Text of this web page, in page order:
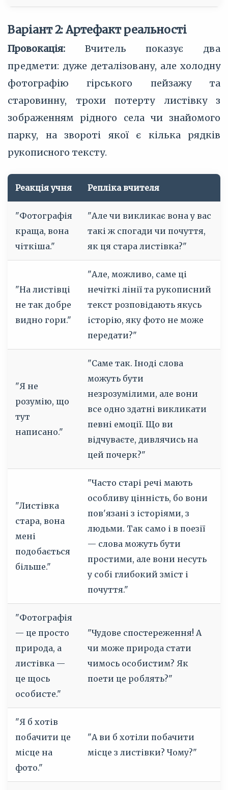
Варіант 2: Артефакт реальності
Провокація: Вчитель показує два
предмети: дуже деталізовану, але холодну
фотографію гірського пейзажу та
старовинну, трохи потерту листівку з
зображенням рідного села чи знайомого
парку, на звороті якої є кілька рядків
рукописного тексту.
Реакція учня Репліка вчителя
"Фотографія
краща, вона
чіткіша."
"Але чи викликає вона у вас
такі ж спогади чи почуття,
як ця стара листівка?"
"На листівці
не так добре
видно гори."
"Але, можливо, саме ці
нечіткі лінії та рукописний
текст розповідають якусь
історію, яку фото не може
передати?"
"Я не
розумію, що
тут
написано."
"Саме так. Іноді слова
можуть бути
незрозумілими, але вони
все одно здатні викликати
певні емоції. Що ви
відчуваєте, дивлячись на
цей почерк?"
"Листівка
стара, вона
мені
подобається
більше."
"Часто старі речі мають
особливу цінність, бо вони
пов'язані з історіями, з
людьми. Так само і в поезії
— слова можуть бути
простими, але вони несуть
у собі глибокий зміст і
почуття."
"Фотографія
— це просто
природа, а
листівка —
це щось
особисте."
"Чудове спостереження! А
чи може природа стати
чимось особистим? Як
поети це роблять?"
"Я б хотів
побачити це
місце на
фото."
"А ви б хотіли побачити
місце з листівки? Чому?"